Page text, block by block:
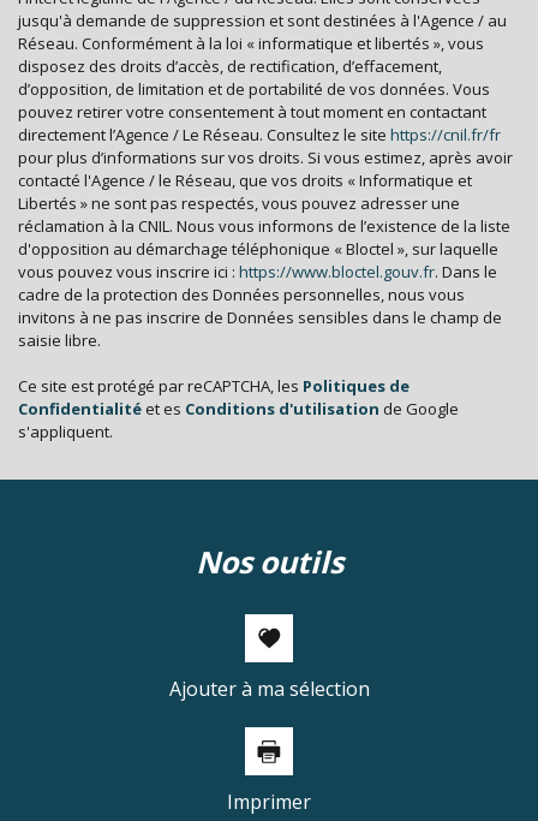
Appartements
62,77 %
Familles avec 3 enfants
2,18 %
jusqu'à demande de suppression et sont destinées à l'Agence / au
Réseau. Conformément à la loi « informatique et libertés », vous
disposez des droits d’accès, de rectification, d’effacement,
d’opposition, de limitation et de portabilité de vos données. Vous
pouvez retirer votre consentement à tout moment en contactant
directement l’Agence / Le Réseau. Consultez le site https://cnil.fr/fr
pour plus d’informations sur vos droits. Si vous estimez, après avoir
contacté l'Agence / le Réseau, que vos droits « Informatique et
Libertés » ne sont pas respectés, vous pouvez adresser une
réclamation à la CNIL. Nous vous informons de l’existence de la liste
d'opposition au démarchage téléphonique « Bloctel », sur laquelle
vous pouvez vous inscrire ici : https://www.bloctel.gouv.fr. Dans le
cadre de la protection des Données personnelles, nous vous
invitons à ne pas inscrire de Données sensibles dans le champ de
saisie libre.
Ce site est protégé par reCAPTCHA, les Politiques de
Confidentialité et es Conditions d'utilisation de Google
s'appliquent.
nos outils
Ajouter à ma sélection
Imprimer